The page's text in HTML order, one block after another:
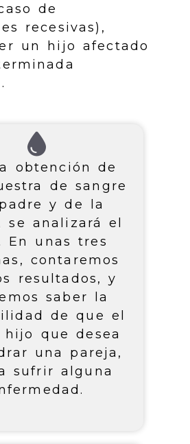
de
recesivas),
un hijo afectado
obtención de
de sangre
y de la
se analizará el
En unas tres
contaremos
resultados, y
saber la
de que el
que desea
una pareja,
sufrir alguna